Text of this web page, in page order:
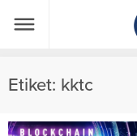
Etiket: kktc